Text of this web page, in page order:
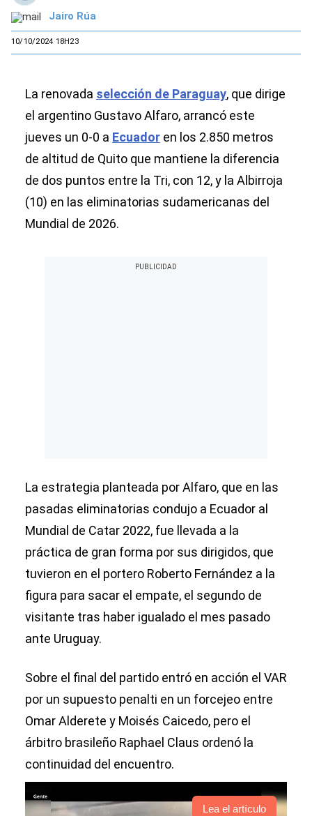
Jairo Rúa
10/10/2024 18H23
La renovada selección de Paraguay, que dirige
el argentino Gustavo Alfaro, arrancó este
jueves un 0-0 a Ecuador en los 2.850 metros
de altitud de Quito que mantiene la diferencia
de dos puntos entre la Tri, con 12, y la Albirroja
(10) en las eliminatorias sudamericanas del
Mundial de 2026.
La estrategia planteada por Alfaro, que en las
pasadas eliminatorias condujo a Ecuador al
Mundial de Catar 2022, fue llevada a la
práctica de gran forma por sus dirigidos, que
tuvieron en el portero Roberto Fernández a la
figura para sacar el empate, el segundo de
visitante tras haber igualado el mes pasado
ante Uruguay.
Sobre el final del partido entró en acción el VAR
por un supuesto penalti en un forcejeo entre
Omar Alderete y Moisés Caicedo, pero el
árbitro brasileño Raphael Claus ordenó la
continuidad del encuentro.
Lea el artículo